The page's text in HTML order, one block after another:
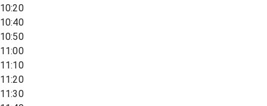
10:20
10:40
10:50
11:00
11:10
11:20
11:30